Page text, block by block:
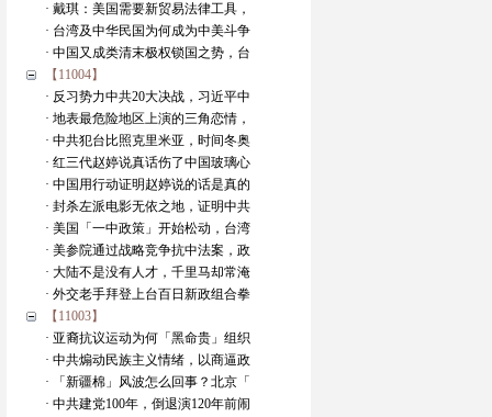
· 戴琪：美国需要新贸易法律工具，
· 台湾及中华民国为何成为中美斗争
· 中国又成类清末极权锁国之势，台
【11004】
· 反习势力中共20大决战，习近平中
· 地表最危险地区上演的三角恋情，
· 中共犯台比照克里米亚，时间冬奥
· 红三代赵婷说真话伤了中国玻璃心
· 中国用行动证明赵婷说的话是真的
· 封杀左派电影无依之地，证明中共
· 美国「一中政策」开始松动，台湾
· 美参院通过战略竞争抗中法案，政
· 大陆不是没有人才，千里马却常淹
· 外交老手拜登上台百日新政组合拳
【11003】
· 亚裔抗议运动为何「黑命贵」组织
· 中共煽动民族主义情绪，以商逼政
· 「新疆棉」风波怎么回事？北京「
· 中共建党100年，倒退演120年前闹